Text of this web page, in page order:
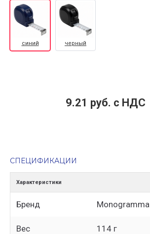
синий черный
9.21 руб. c НДС
СПЕЦИФИКАЦИИ
Характеристики
Бренд Monogramma
Вес 114 г